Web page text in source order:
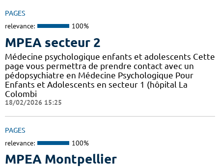
PAGES
relevance: 100%
MPEA secteur 2
Médecine psychologique enfants et adolescents Cette
page vous permettra de prendre contact avec un
pédopsychiatre en Médecine Psychologique Pour
Enfants et Adolescents en secteur 1 (hôpital La
Colombi
18/02/2026 15:25
PAGES
relevance: 100%
MPEA Montpellier